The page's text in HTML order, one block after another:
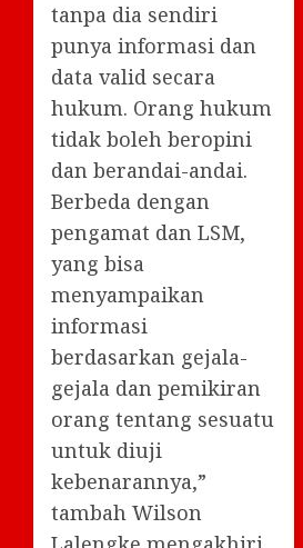
tanpa dia sendiri
punya informasi dan
data valid secara
hukum. Orang hukum
tidak boleh beropini
dan berandai-andai.
Berbeda dengan
pengamat dan LSM,
yang bisa
menyampaikan
informasi
berdasarkan gejala-
gejala dan pemikiran
orang tentang sesuatu
untuk diuji
kebenarannya,”
tambah Wilson